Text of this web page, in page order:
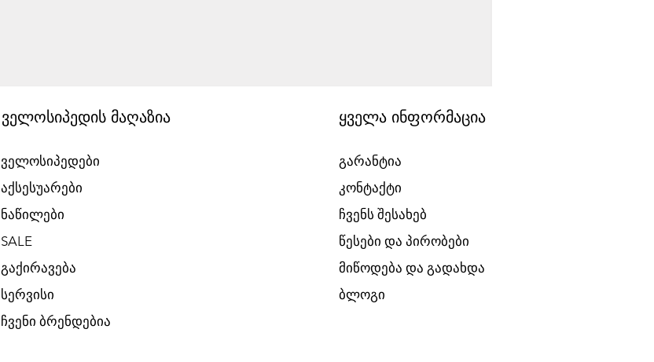
ველოსიპედის მაღაზია
ველოსიპედები
აქსესუარები
ნაწილები
SALE
გაქირავება​
​სერვისი
​ჩვენი ბრენდებია
ყველა ინფორმაცია
გარანტია
კონტაქტი
ჩვენს შესახებ
წესები და პირობები
მიწოდება და გადახდა
ბლოგი